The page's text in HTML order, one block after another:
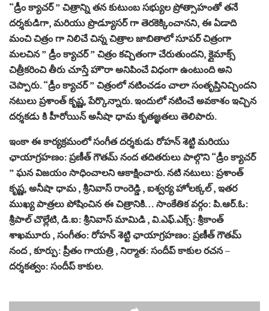
“డ్రీం క్యాచర్ ” చిత్రాన్ని తన కుటుంబ సభ్యుల ప్రోత్సాహంతో తనే
దర్శకుడిగా, మరియు ప్రొడ్యూసర్ గా తెరకెక్కించానని, ఈ ఏడాది
మంచి చిత్రం గా నిలిచే చిన్న చిత్రాల జాబితాలో సూపర్ చిత్రంగా
మలచిన ” డ్రీం క్యాచర్ ” చిత్రం కచ్చితంగా చేరుతుందని, క్లైమాక్స్
చిత్రీకరించి తీరు చూస్తే హౌరా అనిపించే విధంగా ఉంటుంది అని
చెప్పారు. “డ్రీం క్యాచర్ ” చిత్రంలో నటించడం చాలా సంతృప్తినిచ్చిందని
నటులు ప్రశాంత్ కృష్ణ, పేర్కొన్నారు. ఇందులో నటించే అవకాశం ఇచ్చిన
దర్శకడు కి హీరోయిన్ అనీషా ధామ కృతజ్ఞతలు తెలిపారు.
ఇంకా ఈ కార్యక్రమంలో సంగీత దర్శకుడు రోహన్ శెట్టి మరియు
ఛాయాగ్రహణం: ప్రణీత్ గౌతమ్ నంద తదితరులు పాల్గొని “డ్రీం క్యాచర్
” ఘన విజయం సాధించాలని ఆకాక్షించారు. నటి నటులు: ప్రశాంత్
కృష్ణ, అనీషా ధామ , శ్రీనివాస్ రాంరెడ్డి , ఐశ్వర్య హోలక్కల్ , ఇతర
ముఖ్య పాత్రలు పోషించిన ఈ చిత్రానికి… సాంకేతిక వర్గం: పి.ఆర్.ఓ:
శ్రీపాల్ చొల్లేటి, డి.ఐ: శ్రీనివాస్ మామిడి , వి.ఎఫ్.ఎక్స్: శ్రీకాంత్
శాఖమూరు , సంగీతం: రోహన్ శెట్టి ఛాయాగ్రహణం: ప్రణీత్ గౌతమ్
నంద , కూర్పు: ప్రీతం గాయత్రి , నిర్మాత: సందీప్ కాకుల రచన –
దర్శకత్వం: సందీప్ కాకుల.